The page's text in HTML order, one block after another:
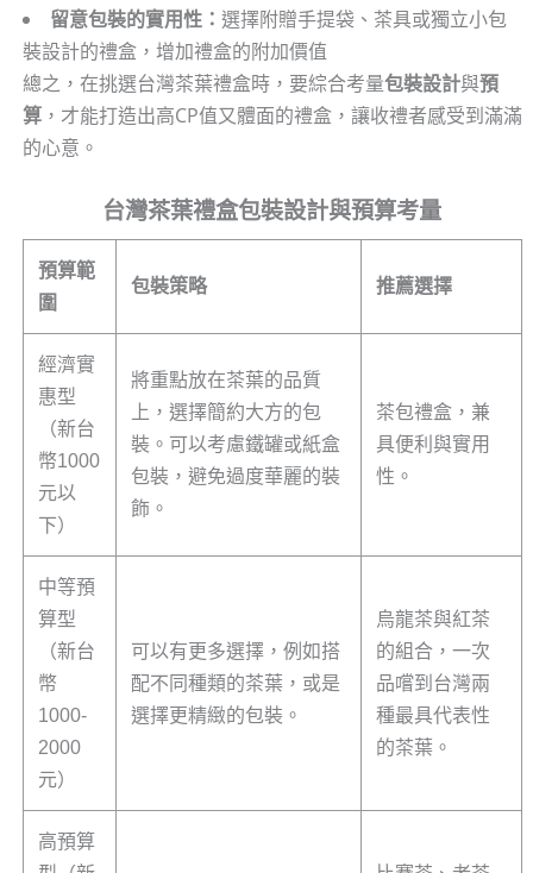
留意包裝的實用性： 選擇附贈手提袋、茶具或獨立小包
裝設計的禮盒，增加禮盒的附加價值
總之，在挑選台灣茶葉禮盒時，要綜合考量包裝設計與預
算，才能打造出高CP值又體面的禮盒，讓收禮者感受到滿滿
的心意。
台灣茶葉禮盒包裝設計與預算考量
預算範
圍
包裝策略 推薦選擇
經濟實
惠型
（新台
幣1000
元以
下）
將重點放在茶葉的品質
上，選擇簡約大方的包
裝。可以考慮鐵罐或紙盒
包裝，避免過度華麗的裝
飾。
茶包禮盒，兼
具便利與實用
性。
中等預
算型
（新台
幣
1000-
2000
元）
可以有更多選擇，例如搭
配不同種類的茶葉，或是
選擇更精緻的包裝。
烏龍茶與紅茶
的組合，一次
品嚐到台灣兩
種最具代表性
的茶葉。
高預算